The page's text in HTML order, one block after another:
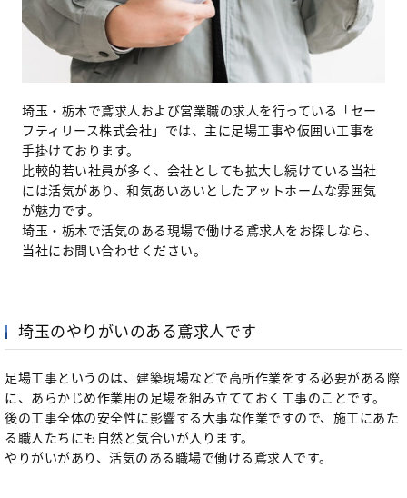
埼玉・栃木で鳶求人および営業職の求人を行っている「セー
フティリース株式会社」では、主に足場工事や仮囲い工事を
手掛けております。
比較的若い社員が多く、会社としても拡大し続けている当社
には活気があり、和気あいあいとしたアットホームな雰囲気
が魅力です。
埼玉・栃木で活気のある現場で働ける鳶求人をお探しなら、
当社にお問い合わせください。
埼玉のやりがいのある鳶求人です
足場工事というのは、建築現場などで高所作業をする必要がある際
に、あらかじめ作業用の足場を組み立てておく工事のことです。
後の工事全体の安全性に影響する大事な作業ですので、施工にあた
る職人たちにも自然と気合いが入ります。
やりがいがあり、活気のある職場で働ける鳶求人です。